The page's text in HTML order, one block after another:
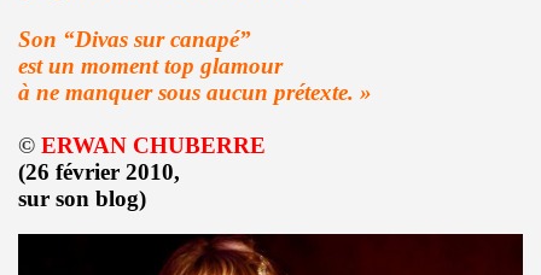
Son “Divas sur canapé”
est un moment top glamour
à ne manquer sous aucun prétexte. »
© ERWAN CHUBERRE
(26 février 2010,
sur son blog)
(concert "A plein cœur") jouent JOHNNY
dans "TRIBU MOVE" numero 275 (novembre 2023).
le 26 aout 2023 a Luzarches (95) et le 16
2023 par la troupe SAYNETE ET SANS BAVURE au
BELLE" (2023) de MARIE FRANCE (realise et compose